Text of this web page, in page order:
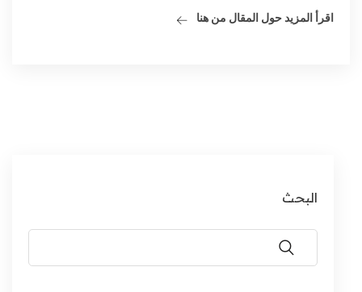
اقرأ المزيد حول المقال من هنا
البحث